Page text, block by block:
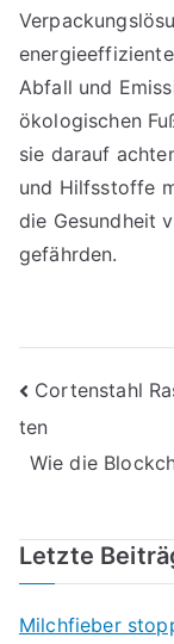
Abfall und
ökologischen
sie darauf
und Hilfsstoffe
die Gesundheit
gefährden.
Cortenstahl
ten
Wie die
Letzte
Milchfieber